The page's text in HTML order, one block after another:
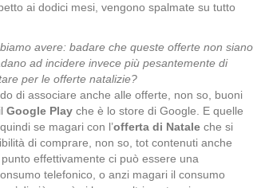
ai dodici mesi, vengono spalmate su tutto
avere: badare che queste offerte non siano
ad incidere invece più pesantemente di
per le offerte natalizie?
di associare anche alle offerte, non so, buoni
Google Play che è lo store di Google. E quelle
se magari con l’offerta di Natale che si
di comprare, non so, tot contenuti anche
punto effettivamente ci può essere una
telefonico, o anzi magari il consumo